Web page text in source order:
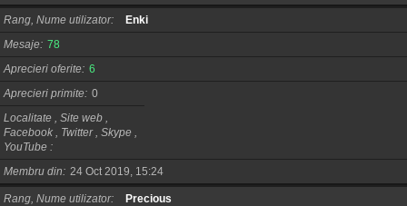
Rang, Nume utilizator
Enki
Mesaje 78
Aprecieri oferite 6
Aprecieri primite 0
Localitate , Site web ,
Facebook , Twitter , Skype ,
YouTube
Membru din
24 Oct 2019, 15:24
Rang, Nume utilizator
Precious